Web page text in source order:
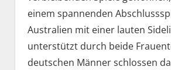
einem spannenden
Australien mit einer lauten
unterstützt durch beide
deutschen Männer schlossen